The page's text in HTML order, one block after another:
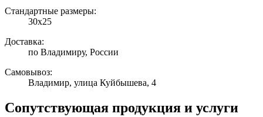
Стандартные размеры:
30х25
Доставка:
по Владимиру, России
Самовывоз:
Владимир, улица Куйбышева, 4
Сопутствующая продукция и услуги